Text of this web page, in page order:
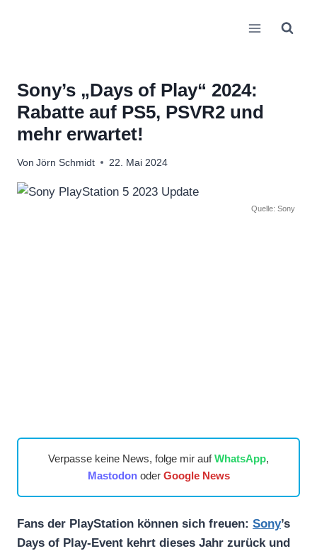
Sony’s „Days of Play“ 2024:
Rabatte auf PS5, PSVR2 und
mehr erwartet!
Von Jörn Schmidt 22. Mai 2024
Quelle: Sony
Verpasse keine News, folge mir aufWhatsApp,
Mastodonoder Google News
Fans der PlayStation können sich freuen: Sony’s
Days of Play-Event kehrt dieses Jahr zurück und